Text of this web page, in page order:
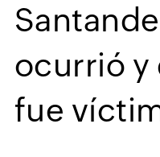
ocurrió y
fue